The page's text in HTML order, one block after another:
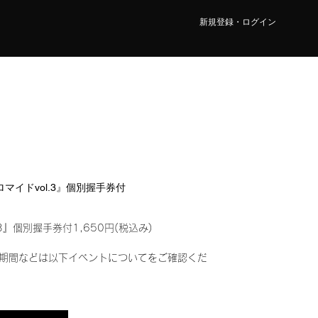
新規登録・ログイン
マイドvol.3』個別握手券付
』個別握手券付1,650円(税込み)
間などは以下イベントについてをご確認くだ